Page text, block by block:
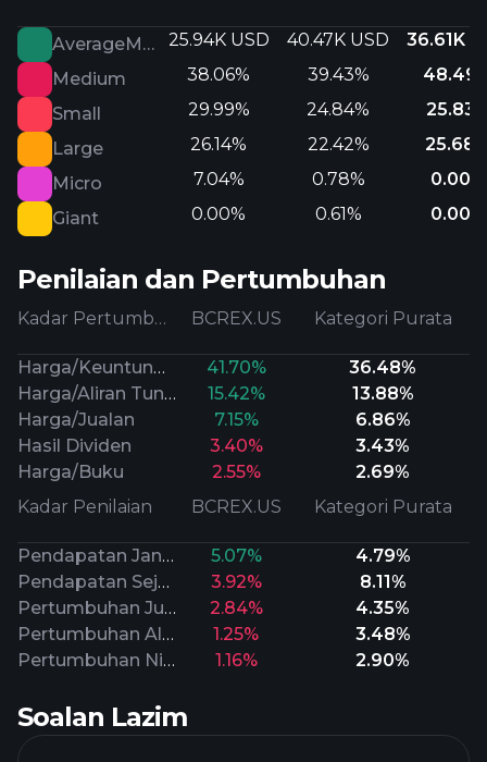
AverageMarketCap 25.94K USD 40.47K USD
36.61K
Medium
38.06% 39.43%
Small
29.99% 24.84%
Large
26.14% 22.42%
Micro
7.04% 0.78%
0.00%
Giant
0.00% 0.61% 0.00%
Penilaian dan Pertumbuhan
Kadar Pertumbuhan BCREX.US Kategori Purata
Harga/Keuntungan Prospektif 41.70%
36.48%
Harga/Aliran Tunai
15.42%
13.88%
Harga/Jualan
7.15%
6.86%
Hasil Dividen
3.40%
3.43%
Harga/Buku
2.55%
2.69%
Kadar Penilaian
BCREX.US Kategori Purata
Pendapatan Jangka Panjang 5.07%
4.79%
Pendapatan Sejarah
3.92%
8.11%
Pertumbuhan Jualan
2.84%
4.35%
Pertumbuhan Aliran Tunai
1.25%
3.48%
Pertumbuhan Nilai Buku
1.16% 2.90%
Soalan Lazim